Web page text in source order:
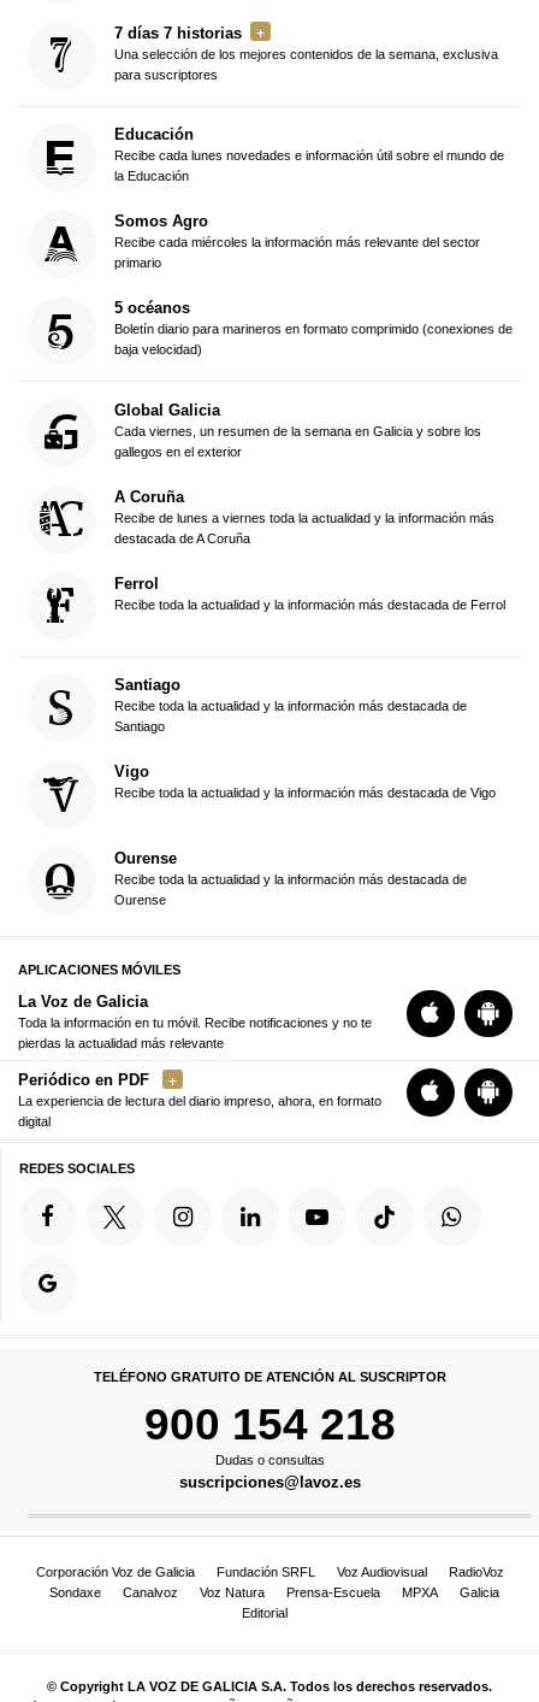
7 días 7 historias
Una selección de los mejores contenidos de la semana, exclusiva
para suscriptores
Educación
Recibe cada lunes novedades e información útil sobre el mundo de
la Educación
Somos Agro
Recibe cada miércoles la información más relevante del sector
primario
5 océanos
Boletín diario para marineros en formato comprimido (conexiones de
baja velocidad)
Global Galicia
Cada viernes, un resumen de la semana en Galicia y sobre los
gallegos en el exterior
A Coruña
Recibe de lunes a viernes toda la actualidad y la información más
destacada de A Coruña
Ferrol
Recibe toda la actualidad y la información más destacada de Ferrol
Santiago
Recibe toda la actualidad y la información más destacada de
Santiago
Vigo
Recibe toda la actualidad y la información más destacada de Vigo
Ourense
Recibe toda la actualidad y la información más destacada de
Ourense
APLICACIONES MÓVILES
La Voz de Galicia
Toda la información en tu móvil. Recibe notificaciones y no te
pierdas la actualidad más relevante
Periódico en PDF
La experiencia de lectura del diario impreso, ahora, en formato
digital
REDES SOCIALES
TELÉFONO GRATUITO DE ATENCIÓN AL SUSCRIPTOR
900 154 218
Dudas o consultas
suscripciones@lavoz.es
Corporación Voz de Galicia Fundación SRFL Voz Audiovisual
RadioVoz
Sondaxe
Canalvoz Voz Natura Prensa-Escuela MPXA
Galicia
Editorial
© Copyright LA VOZ DE GALICIA S.A. Todos los derechos reservados.